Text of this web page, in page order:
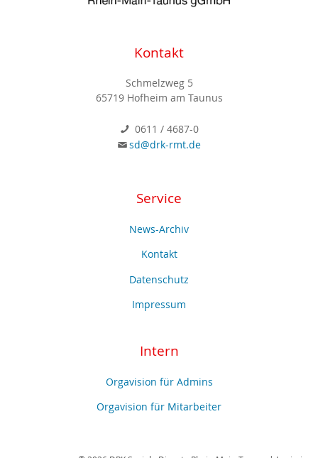
Kontakt
Schmelzweg 5
65719 Hofheim am Taunus
0611 / 4687-0
sd@drk-rmt.de
Service
News-Archiv
Kontakt
Datenschutz
Impressum
Intern
Orgavision für Admins
Orgavision für Mitarbeiter